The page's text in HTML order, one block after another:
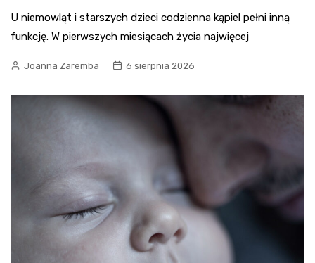
U niemowląt i starszych dzieci codzienna kąpiel pełni inną
funkcję. W pierwszych miesiącach życia najwięcej
Joanna Zaremba 6 sierpnia 2026